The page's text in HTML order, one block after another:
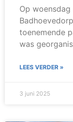
Op
toenemende
was
LEES VERDER »
3 juni 2025